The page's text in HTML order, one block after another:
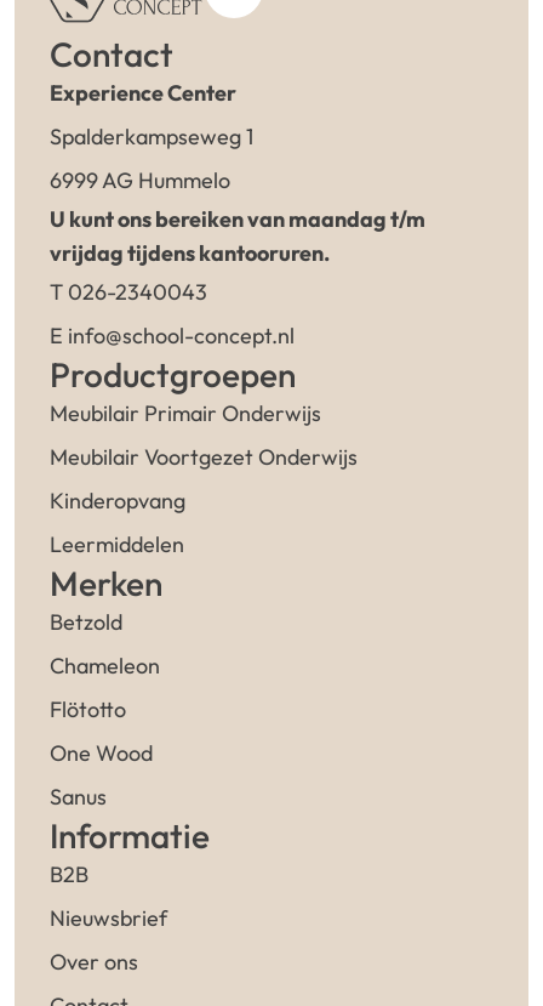
Contact
Experience Center
Spalderkampseweg 1
6999 AG Hummelo
U kunt ons bereiken van maandag t/m
vrijdag tijdens kantooruren.
T 026-2340043
E info@school-concept.nl
Productgroepen
Meubilair Primair Onderwijs
Meubilair Voortgezet Onderwijs
Kinderopvang
Leermiddelen
Merken
Betzold
Chameleon
Flötotto
One Wood
Sanus
Informatie
B2B
Nieuwsbrief
Over ons